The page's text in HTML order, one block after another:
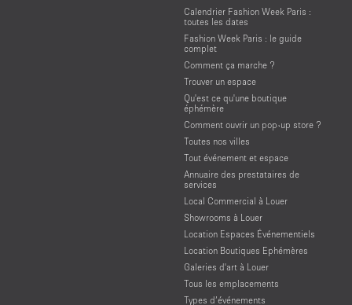
Calendrier Fashion Week Paris :
toutes les dates
Fashion Week Paris : le guide
complet
Comment ça marche ?
Trouver un espace
Qu'est ce qu'une boutique
éphémère
Comment ouvrir un pop-up store ?
Toutes nos villes
Tout événement et espace
Annuaire des prestataires de
services
Local Commercial à Louer
Showrooms à Louer
Location Espaces Événementiels
Location Boutiques Ephémères
Galeries d'art à Louer
Tous les emplacements
Types d’événements